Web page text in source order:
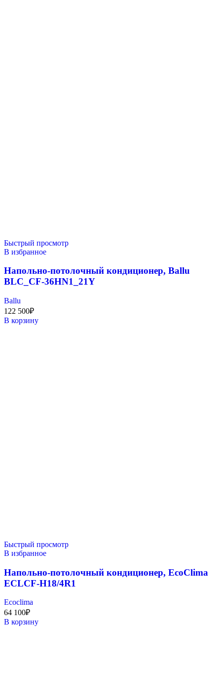
Быстрый просмотр
В избранное
Напольно-потолочный кондиционер, Ballu
BLC_CF-36HN1_21Y
Ballu
122 500₽
В корзину
Быстрый просмотр
В избранное
Напольно-потолочный кондиционер, EcoClima
ECLCF-H18/4R1
Ecoclima
64 100₽
В корзину